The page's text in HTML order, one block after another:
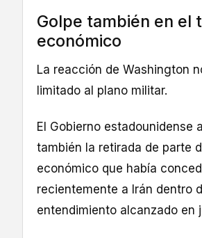
Golpe también en el
económico
La reacción de Washington
limitado al plano militar.
El Gobierno estadounidense
también la retirada de parte
económico que había
recientemente a Irán dentro
entendimiento alcanzado en